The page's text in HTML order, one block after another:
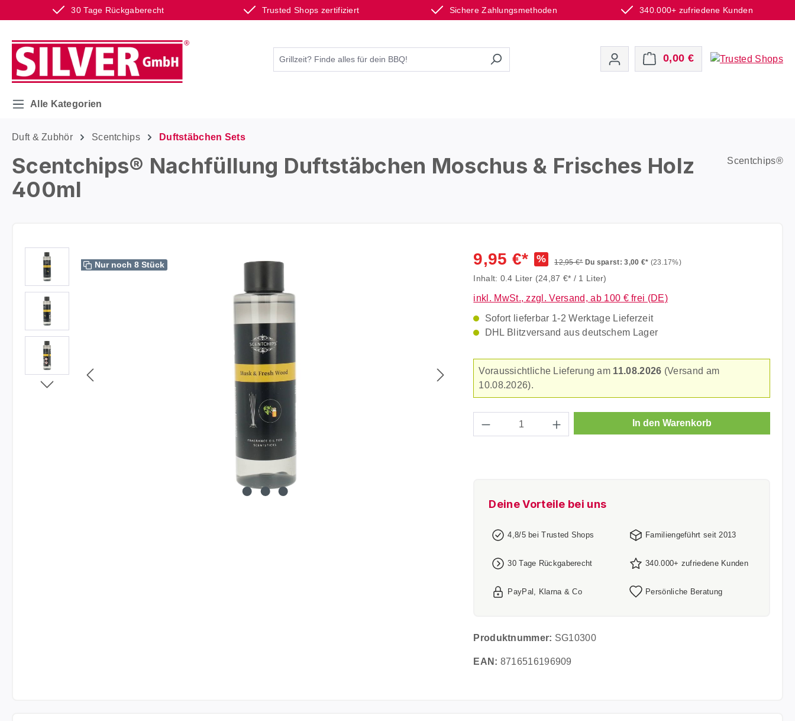
30 Tage Rückgaberecht Trusted Shops zertifiziert Sichere Zahlungsmethoden 340.000+ zufriedene Kunden
Hauptinhalt springen
Zur Suche springen
Zur Hauptnavigation springen
0,00 €Warenkorb enthält 0
Alle Kategorien
Duft & Zubhör Scentchips Duftstäbchen Sets
Scentchips® Nachfüllung Duftstäbchen Moschus & Frisches Holz
400ml
Scentchips®
Bildergalerie überspringen
Nur noch 8 Stück 9,95 €* % 12,95 €* Du sparst: 3,00 €* (23.17%)
Inhalt: 0.4 Liter (24,87 €* / 1 Liter)
inkl. MwSt., zzgl. Versand, ab 100 € frei (DE)
Sofort lieferbar 1-2 Werktage Lieferzeit
DHL Blitzversand aus deutschem Lager
Voraussichtliche Lieferung am 11.08.2026 (Versand am
10.08.2026).
Produkt Anzahl: Gib den gewünschten Wert ein
In den Warenkorb
Deine Vorteile bei uns
4,8/5 bei Trusted Shops Familiengeführt seit 2013
30 Tage Rückgaberecht 340.000+ zufriedene Kunden
PayPal, Klarna & Co Persönliche Beratung
Produktnummer: SG10300
EAN: 8716516196909